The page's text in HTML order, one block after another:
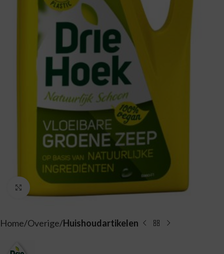
Vergroten
Home Overige Huishoudartikelen